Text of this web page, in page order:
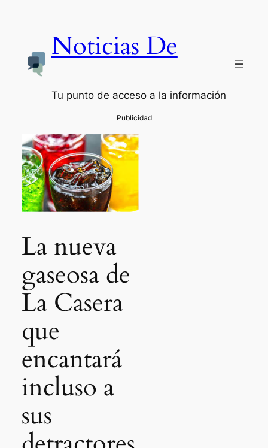
Noticias De
Tu punto de acceso a la información
La nueva
gaseosa de
La Casera
que
encantará
incluso a
sus